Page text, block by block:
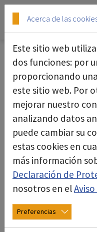
Skip to main content
Skip to page footer
Dispositivo
Cabinet
Acerca de las
Este sitio web
dos funciones: por
proporcionando
este sitio web. Por
mejorar nuestro
analizando datos
puede cambiar su
estas cookies en
más información
Declaración de
nosotros en el
Preferencias